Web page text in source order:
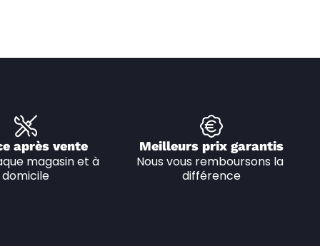
après vente
magasin et à
domicile
Meilleurs prix garantis
Nous vous remboursons la
différence